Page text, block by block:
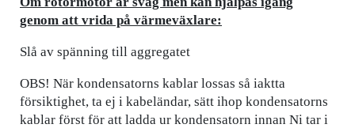
genom att vrida på värmeväxlare:
Slå av spänning till aggregatet
OBS! När kondensatorns kablar lossas så iaktta
försiktighet, ta ej i kabeländar, sätt ihop kondensatorns
kablar först för att ladda ur kondensatorn innan Ni tar i